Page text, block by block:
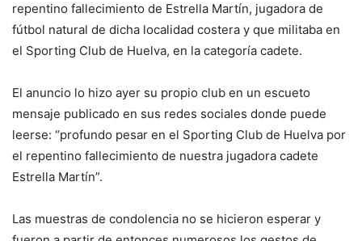
repentino fallecimiento de Estrella Martín, jugadora de
fútbol natural de dicha localidad costera y que militaba en
el Sporting Club de Huelva, en la categoría cadete.
El anuncio lo hizo ayer su propio club en un escueto
mensaje publicado en sus redes sociales donde puede
leerse: “profundo pesar en el Sporting Club de Huelva por
el repentino fallecimiento de nuestra jugadora cadete
Estrella Martín”.
Las muestras de condolencia no se hicieron esperar y